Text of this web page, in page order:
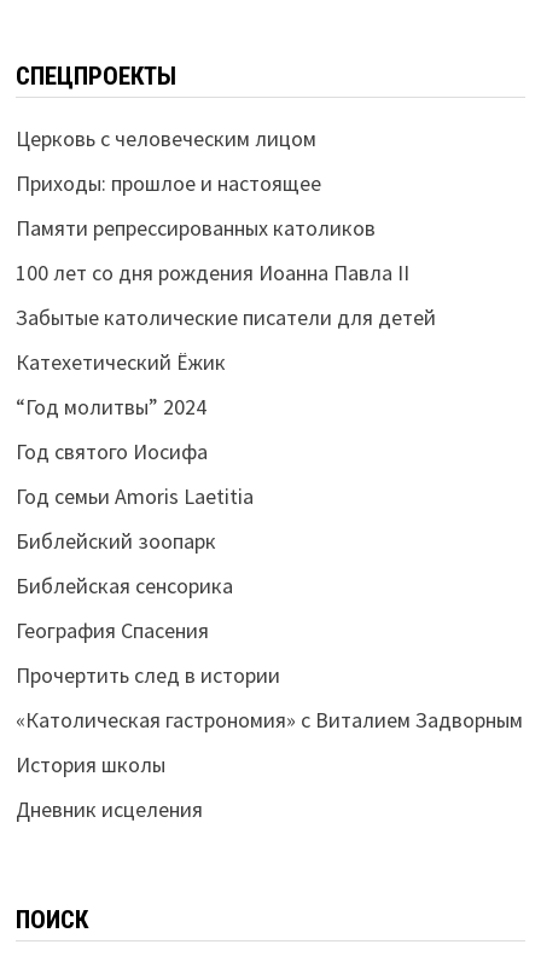
СПЕЦПРОЕКТЫ
Церковь с человеческим лицом
Приходы: прошлое и настоящее
Памяти репрессированных католиков
100 лет со дня рождения Иоанна Павла II
Забытые католические писатели для детей
Катехетический Ёжик
“Год молитвы” 2024
Год святого Иосифа
Год семьи Amoris Laetitia
Библейский зоопарк
Библейская сенсорика
География Спасения
Прочертить след в истории
«Католическая гастрономия» с Виталием Задворным
История школы
Дневник исцеления
ПОИСК